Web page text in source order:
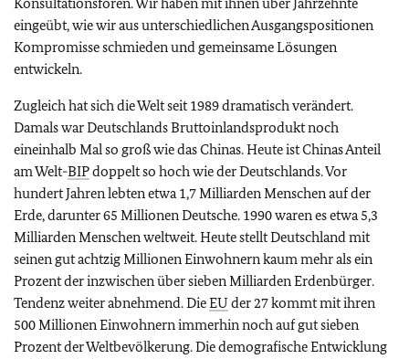
eingeübt, wie wir aus unterschiedlichen Ausgangspositionen
Kompromisse schmieden und gemeinsame Lösungen
entwickeln.
Zugleich hat sich die Welt seit 1989 dramatisch verändert.
Damals war Deutschlands Bruttoinlandsprodukt noch
eineinhalb Mal so groß wie das Chinas. Heute ist Chinas Anteil
am Welt-BIPdoppelt so hoch wie der Deutschlands. Vor
hundert Jahren lebten etwa 1,7 Milliarden Menschen auf der
Erde, darunter 65 Millionen Deutsche. 1990 waren es etwa 5,3
Milliarden Menschen weltweit. Heute stellt Deutschland mit
seinen gut achtzig Millionen Einwohnern kaum mehr als ein
Prozent der inzwischen über sieben Milliarden Erdenbürger.
Tendenz weiter abnehmend. DieEU der 27 kommt mit ihren
500 Millionen Einwohnern immerhin noch auf gut sieben
Prozent der Weltbevölkerung. Die demografische Entwicklung